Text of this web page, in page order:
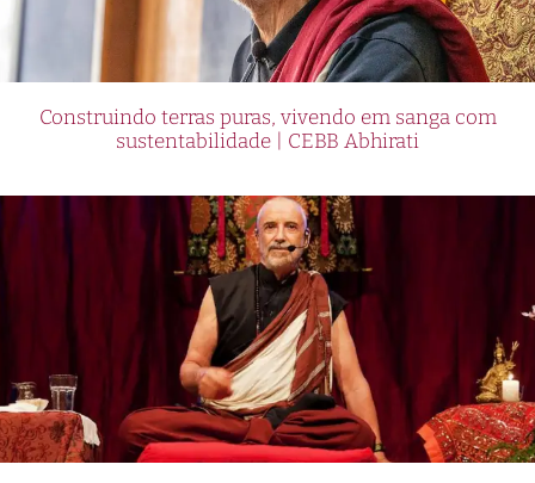
Construindo terras puras, vivendo em sanga com
sustentabilidade | CEBB Abhirati